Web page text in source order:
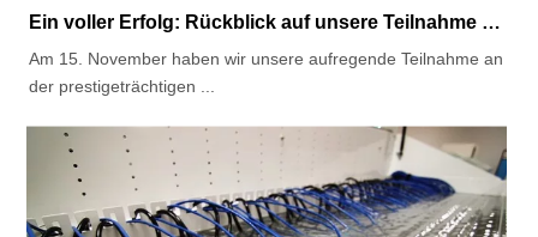
Ein voller Erfolg: Rückblick auf unsere Teilnahme an der Electronica Munich Expo 2024
Am 15. November haben wir unsere aufregende Teilnahme an
der prestigeträchtigen ...